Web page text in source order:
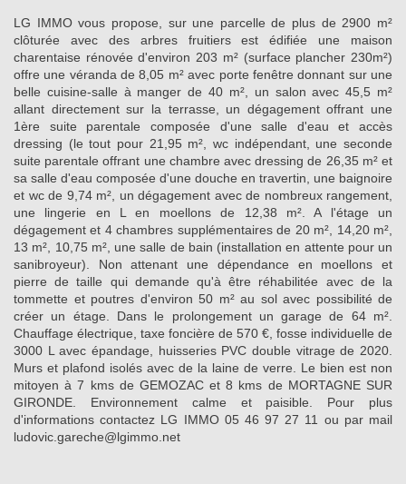
LG IMMO vous propose, sur une parcelle de plus de 2900 m²
clôturée avec des arbres fruitiers est édifiée une maison
charentaise rénovée d'environ 203 m² (surface plancher 230m²)
offre une véranda de 8,05 m² avec porte fenêtre donnant sur une
belle cuisine-salle à manger de 40 m², un salon avec 45,5 m²
allant directement sur la terrasse, un dégagement offrant une
1ère suite parentale composée d'une salle d'eau et accès
dressing (le tout pour 21,95 m², wc indépendant, une seconde
suite parentale offrant une chambre avec dressing de 26,35 m² et
sa salle d'eau composée d'une douche en travertin, une baignoire
et wc de 9,74 m², un dégagement avec de nombreux rangement,
une lingerie en L en moellons de 12,38 m². A l'étage un
dégagement et 4 chambres supplémentaires de 20 m², 14,20 m²,
13 m², 10,75 m², une salle de bain (installation en attente pour un
sanibroyeur). Non attenant une dépendance en moellons et
pierre de taille qui demande qu'à être réhabilitée avec de la
tommette et poutres d'environ 50 m² au sol avec possibilité de
créer un étage. Dans le prolongement un garage de 64 m².
Chauffage électrique, taxe foncière de 570 €, fosse individuelle de
3000 L avec épandage, huisseries PVC double vitrage de 2020.
Murs et plafond isolés avec de la laine de verre. Le bien est non
mitoyen à 7 kms de GEMOZAC et 8 kms de MORTAGNE SUR
GIRONDE. Environnement calme et paisible. Pour plus
d'informations contactez LG IMMO 05 46 97 27 11 ou par mail
ludovic.gareche@lgimmo.net